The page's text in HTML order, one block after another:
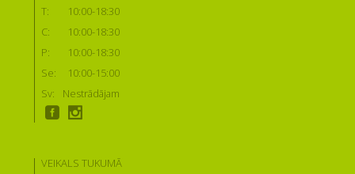
T:
10:00-18:30
C:
10:00-18:30
P:
10:00-18:30
Se:
10:00-15:00
Sv:
Nestrādājam
VEIKALS TUKUMĀ